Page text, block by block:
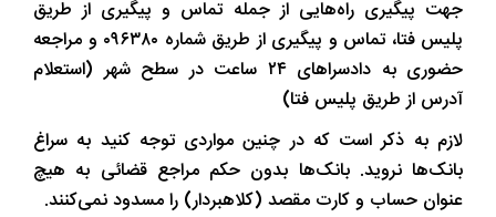
جهت پیگیری راه‌هایی از جمله تماس و پیگیری از طریق
پلیس فتا، تماس و پیگیری از طریق شماره ۰۹۶۳۸۰ و مراجعه
حضوری به دادسراهای ۲۴ ساعت در سطح شهر (استعلام
آدرس از طریق پلیس فتا)
لازم به ذکر است که در چنین مواردی توجه کنید به سراغ
بانک‌ها نروید. بانک‌ها بدون حکم مراجع قضائی به هیچ
عنوان حساب و کارت مقصد (کلاهبردار) را مسدود نمی‌کنند.